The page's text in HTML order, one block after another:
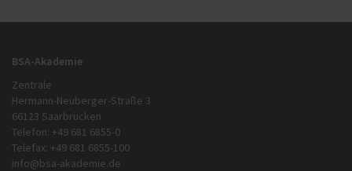
BSA-Akademie
Zentrale
Hermann-Neuberger-Straße 3
66123 Saarbrücken
Telefon: +49 681 6855-0
Telefax: +49 681 6855-100
info@bsa-akademie.de